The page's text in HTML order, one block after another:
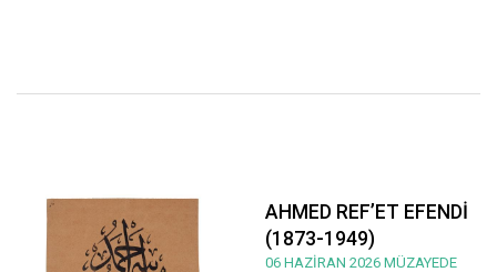
AHMED REF’ET EFENDİ
(1873-1949)
06 HAZİRAN 2026 MÜZAYEDE